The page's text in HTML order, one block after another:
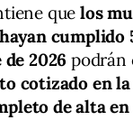
quelos
cumplido
2026 podrán
cotizado en
de alta en